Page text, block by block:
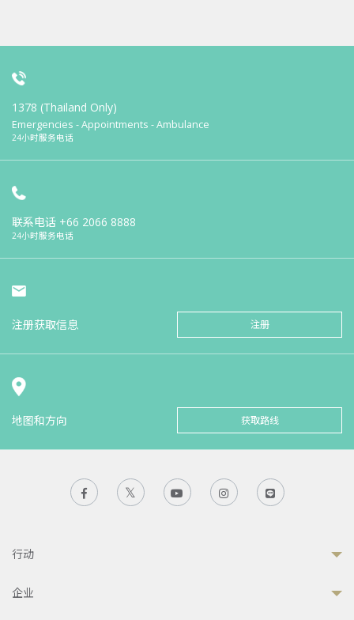
1378 (Thailand Only)
Emergencies - Appointments - Ambulance
24小时服务电话
联系电话 +66 2066 8888
24小时服务电话
注册获取信息 注册
地图和方向 获取路线
行动
企业